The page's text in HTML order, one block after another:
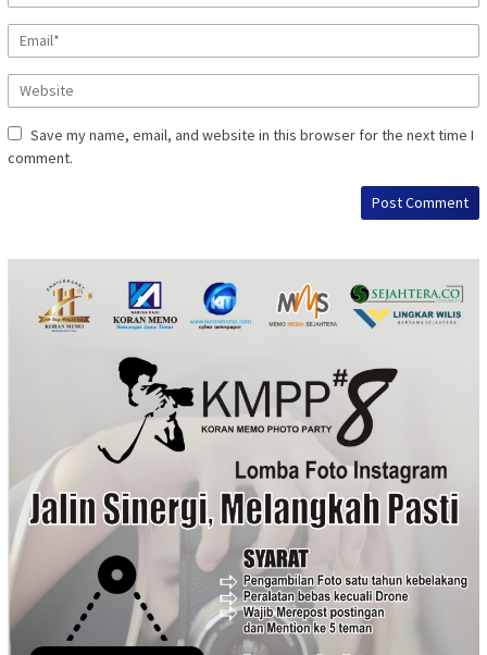
Save my name, email, and website in this browser for the next time I
comment.